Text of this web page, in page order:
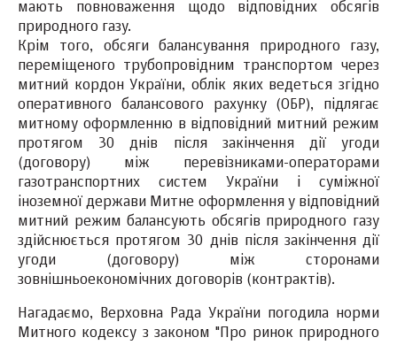
мають повноваження щодо відповідних обсягів
природного газу.
Крім того, обсяги балансування природного газу,
переміщеного трубопровідним транспортом через
митний кордон України, облік яких ведеться згідно
оперативного балансового рахунку (ОБР), підлягає
митному оформленню в відповідний митний режим
протягом 30 днів після закінчення дії угоди
(договору) між перевізниками-операторами
газотранспортних систем України і суміжної
іноземної держави Митне оформлення у відповідний
митний режим балансують обсягів природного газу
здійснюється протягом 30 днів після закінчення дії
угоди (договору) між сторонами
зовнішньоекономічних договорів (контрактів).
Нагадаємо, Верховна Рада України погодила норми
Митного кодексу з законом "Про ринок природного